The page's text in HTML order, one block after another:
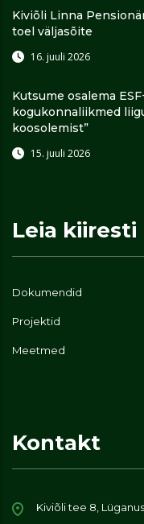
Kiviõli Linna
toel väljasõite
16. juuli 2026
Kutsume osalema
kogukonnaliikmed
koosolemist”
15. juuli 2026
Leia kiiresti
Dokumendid
Projektid
Meetmed
Kontakt
Kiviõli tee 8,